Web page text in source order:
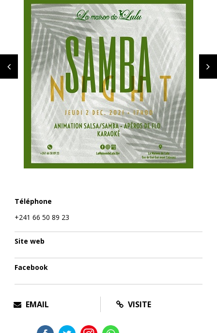
Téléphone
+241 66 50 89 23
Site web
Facebook
EMAIL VISITE